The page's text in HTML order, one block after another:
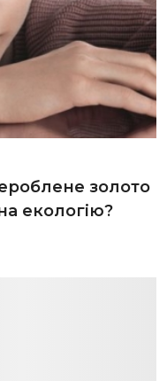
золото
екологію?